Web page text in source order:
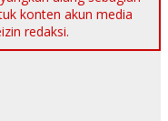
konten akun media
redaksi.